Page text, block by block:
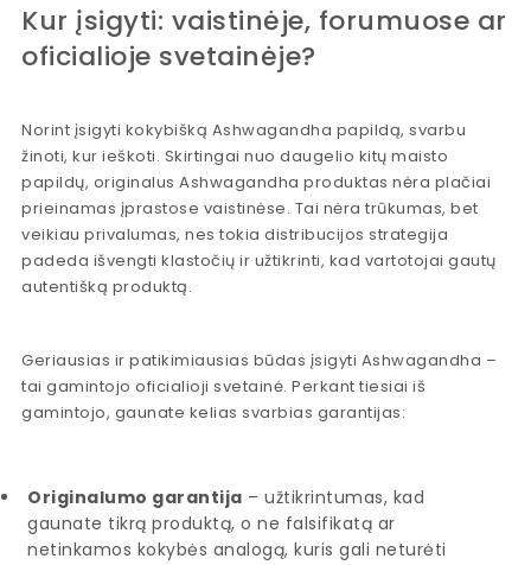
Kur įsigyti: vaistinėje, forumuose ar
oficialioje svetainėje?
Norint įsigyti kokybišką Ashwagandha papildą, svarbu
žinoti, kur ieškoti. Skirtingai nuo daugelio kitų maisto
papildų, originalus Ashwagandha produktas nėra plačiai
prieinamas įprastose vaistinėse. Tai nėra trūkumas, bet
veikiau privalumas, nes tokia distribucijos strategija
padeda išvengti klastočių ir užtikrinti, kad vartotojai gautų
autentišką produktą.
Geriausias ir patikimiausias būdas įsigyti Ashwagandha –
tai gamintojo oficialioji svetainė. Perkant tiesiai iš
gamintojo, gaunate kelias svarbias garantijas:
Originalumo garantija – užtikrintumas, kad
gaunate tikrą produktą, o ne falsifikatą ar
netinkamos kokybės analogą, kuris gali neturėti